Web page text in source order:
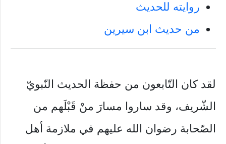
روايته للحديث
من حديث ابن سيرين
لقد كان التّابعون من حفظة الحديث النّبويّ
الشّريف، وقد ساروا مسارَ منْ قَبْلَهم من
الصّحابة رضوان الله عليهم في ملازمة أهل